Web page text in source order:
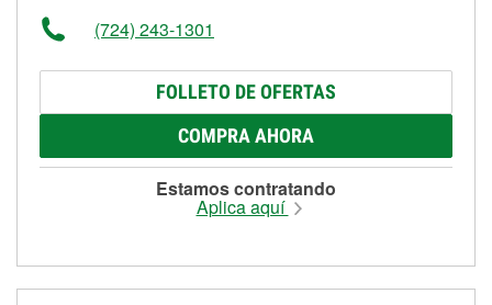
(724) 243-1301
FOLLETO DE OFERTAS
COMPRA AHORA
Estamos contratando
Aplica aquí